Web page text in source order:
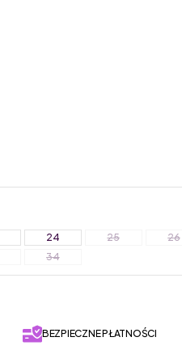
24 25 26
34
BEZPIECZNE PŁATNOŚCI